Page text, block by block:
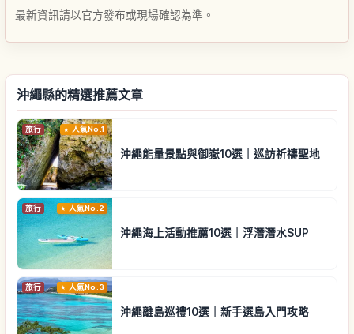
最新資訊請以官方發布或現場確認為準。
沖繩縣的精選推薦文章
旅行 人氣No.1
沖繩能量景點與御嶽10選｜巡訪祈禱聖地
旅行 人氣No.2
沖繩海上活動推薦10選｜浮潛潛水SUP
旅行 人氣No.3
沖繩離島巡禮10選｜新手選島入門攻略